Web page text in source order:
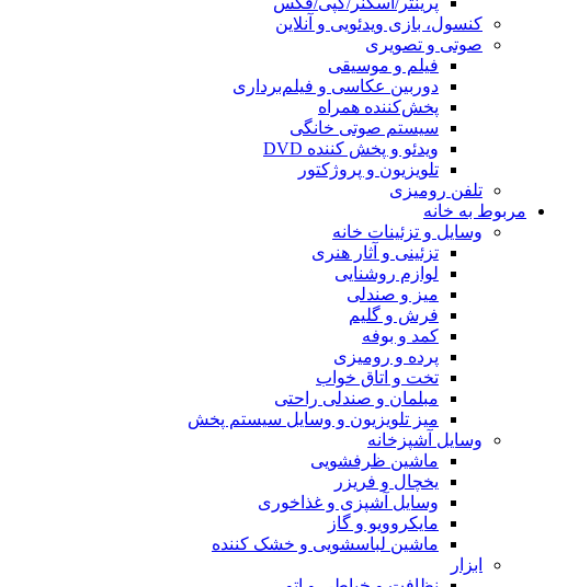
کنسول، بازی‌ ویدئویی و آنلاین
صوتی و تصویری
فیلم و موسیقی
دوربین عکاسی و فیلم‌برداری
پخش‌کننده همراه
سیستم صوتی خانگی
ویدئو و پخش کننده DVD
تلویزیون و پروژکتور
تلفن رومیزی
مربوط به خانه
وسایل و تزئینات خانه
تزئینی و آثار هنری
لوازم روشنایی
میز و صندلی
فرش و گلیم
کمد و بوفه
پرده و رومیزی
تخت و اتاق خواب
مبلمان و صندلی راحتی
میز تلویزیون و وسایل سیستم پخش
وسایل آشپزخانه
ماشین ظرفشویی
یخچال و فریزر
وسایل آشپزی و غذاخوری
مایکروویو و گاز
ماشین لباسشویی و خشک کننده
ابزار